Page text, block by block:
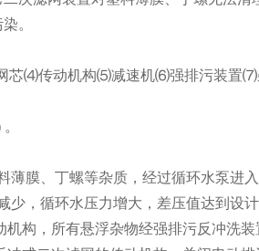
。
芯⑷传动机构⑸减速机⑹强排污装置
膜、丁螺等杂质，经过循环水泵进
，循环水压力增大，差压值达到设
构，所有悬浮杂物经强排污反冲洗